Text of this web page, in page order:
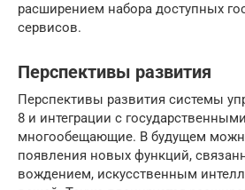
расширением набора доступных
сервисов.
Перспективы развития
Перспективы развития системы
8 и интеграции с
многообещающие. В будущем
появления новых функций,
вождением, искусственным